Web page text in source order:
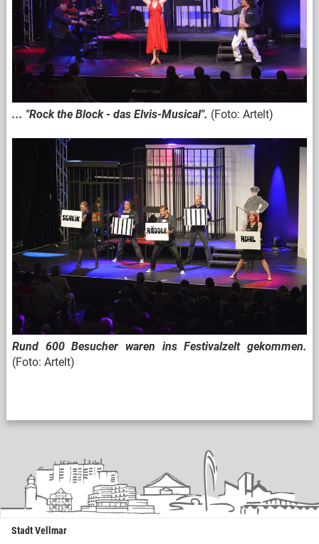
... "Rock the Block - das Elvis-Musical". (Foto: Artelt)
Rund 600 Besucher waren ins Festivalzelt gekommen.
(Foto: Artelt)
Stadt Vellmar